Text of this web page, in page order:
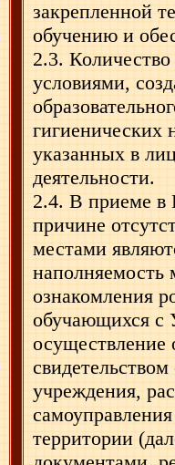
закрепленной
обучению и
2.3.
условиями,
гигиенических
указанных в
деятельности.
2.4. В приеме в
причине
местами
наполняемость
ознакомления
обучающихся с
осуществление
учреждения,
территории